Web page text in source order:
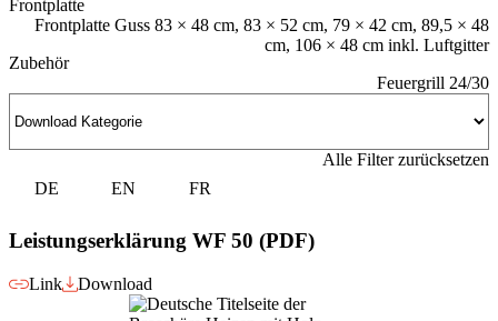
Frontplatte
Frontplatte Guss 83 × 48 cm, 83 × 52 cm, 79 × 42 cm, 89,5 × 48
cm, 106 × 48 cm inkl. Luftgitter
Zubehör
Feuergrill 24/30
Alle Filter zurücksetzen
DE
EN FR
Leistungserklärung WF 50 (PDF)
Link Download